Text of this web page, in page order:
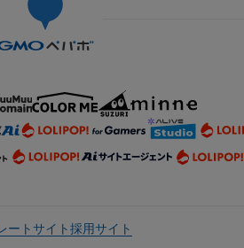
ートサイト採用サイト